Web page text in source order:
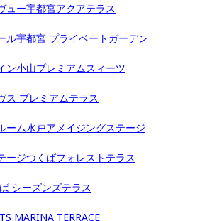
ュー宇都宮アクアテラス
ル宇都宮 プライベートガーデン
ン小山プレミアムスィーツ
ス プレミアムテラス
ーム水戸アメイジングステージ
ージつくばフォレストテラス
シーズンズテラス
MARINA TERRACE